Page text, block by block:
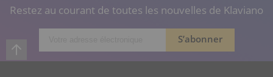
Restez au courant de toutes les nouvelles de Klaviano